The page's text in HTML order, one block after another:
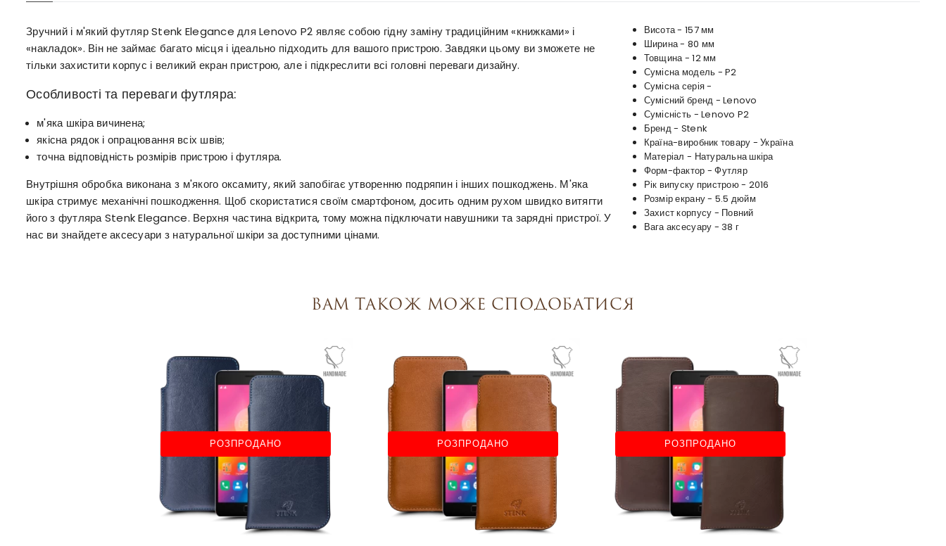
Зручний і м'який футляр Stenk Elegance для Lenovo P2 являє собою гідну заміну традиційним «книжками» і
«накладок». Він не займає багато місця і ідеально підходить для вашого пристрою. Завдяки цьому ви зможете не
тільки захистити корпус і великий екран пристрою, але і підкреслити всі головні переваги дизайну.
Особливості та переваги футляра:
м'яка шкіра вичинена;
якісна рядок і опрацювання всіх швів;
точна відповідність розмірів пристрою і футляра.
Внутрішня обробка виконана з м'якого оксамиту, який запобігає утворенню подряпин і інших пошкоджень. М'яка
шкіра стримує механічні пошкодження. Щоб скористатися своїм смартфоном, досить одним рухом швидко витягти
його з футляра Stenk Elegance. Верхня частина відкрита, тому можна підключати навушники та зарядні пристрої. У
нас ви знайдете аксесуари з натуральної шкіри за доступними цінами.
Висота - 157 мм
Ширина - 80 мм
Товщина - 12 мм
Сумісна модель - P2
Сумісна серія -
Сумісний бренд - Lenovo
Сумісність - Lenovo P2
Бренд - Stenk
Країна-виробник товару - Україна
Матеріал - Натуральна шкіра
Форм-фактор - Футляр
Рік випуску пристрою - 2016
Розмір екрану - 5.5 дюйм
Захист корпусу - Повний
Вага аксесуару - 38 г
Вам також може сподобатися
РОЗПРОДАНО РОЗПРОДАНО РОЗПРОДАНО